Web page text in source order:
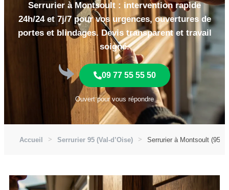
Serrurier à Montsoult : intervention rapide
24h/24 et 7j/7 pour vos urgences, ouvertures de
portes et blindages. Devis transparent et travail
soigné.
09 77 55 55 50
Ouvert pour vous répondre
Accueil Serrurier 95 (Val-d’Oise) Serrurier à Montsoult